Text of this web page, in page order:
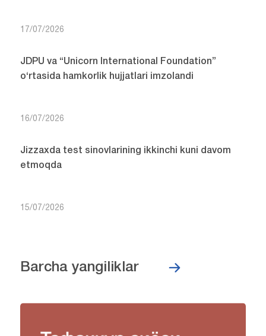
17/07/2026
JDPU va “Unicorn International Foundation”
o‘rtasida hamkorlik hujjatlari imzolandi
16/07/2026
Jizzaxda test sinovlarining ikkinchi kuni davom
etmoqda
15/07/2026
Barcha yangiliklar